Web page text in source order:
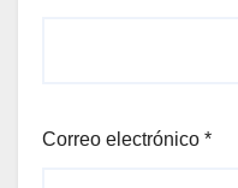
Correo electrónico *